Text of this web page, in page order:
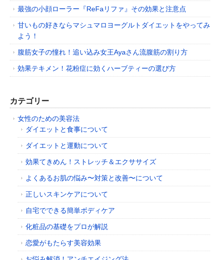
最強の小顔ローラー『ReFaリファ』その効果と注意点
甘いもの好きならマシュマロヨーグルトダイエットをやってみ
よう！
腹筋女子の憧れ！追い込み女王Ayaさん流腹筋の割り方
効果テキメン！花粉症に効くハーブティーの選び方
カテゴリー
女性のための美容法
ダイエットと食事について
ダイエットと運動について
効果てきめん！ストレッチ＆エクササイズ
よくあるお肌の悩み〜対策と改善〜について
正しいスキンケアについて
自宅でできる簡単ボディケア
化粧品の基礎をプロが解説
恋愛がもたらす美容効果